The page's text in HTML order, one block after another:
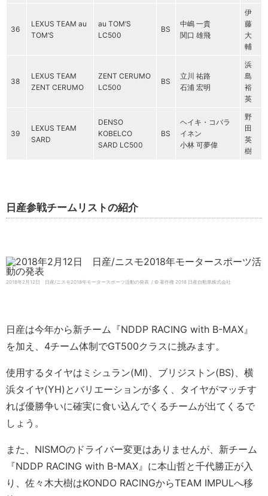
36
LEXUS TEAM au
TOM’S
au TOM’S
LC500
BS
中嶋 一貴
関口 雄飛
伊
藤
大
輔
38
LEXUS TEAM
ZENT CERUMO
ZENT CERUMO
LC500
BS
立川 祐路
石浦 宏明
浜
島
裕
英
39
LEXUS TEAM
SARD
DENSO
KOBELCO
SARD LC500
BS
ヘイキ・コバラ
イネン
小林 可夢偉
野
田
英
樹
日産参戦チームリストの紹介
2018年2月12日 日産/ニスモ2018年モータースポーツ活動の発表 / © 著作権 2018 日産自動車株式会社
日産は今年から新チーム『NDDP RACING with B-MAX』
を加え、4チーム体制でGT500クラスに挑みます。
使用するタイヤはミシュラン(MI)、ブリジストン(BS)、横
浜タイヤ(YH)とバリエーションが多く、タイヤがマッチす
れば優勝争いに確実に食い込んでくるチームが出てくるで
しょう。
また、NISMOのドライバー変更はありませんが、新チーム
『NDDP RACING with B-MAX』に本山哲と千代勝正が入
り、佐々木大樹はKONDO RACINGからTEAM IMPULへ移